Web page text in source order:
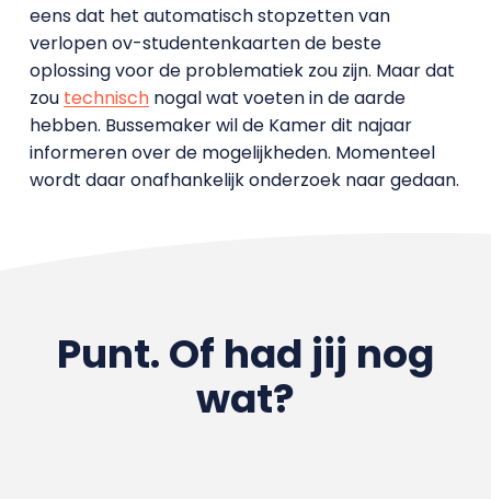
eens dat het automatisch stopzetten van
verlopen ov-studentenkaarten de beste
oplossing voor de problematiek zou zijn. Maar dat
zou technischnogal wat voeten in de aarde
hebben. Bussemaker wil de Kamer dit najaar
informeren over de mogelijkheden. Momenteel
wordt daar onafhankelijk onderzoek naar gedaan.
Punt. Of had jij nog
wat?